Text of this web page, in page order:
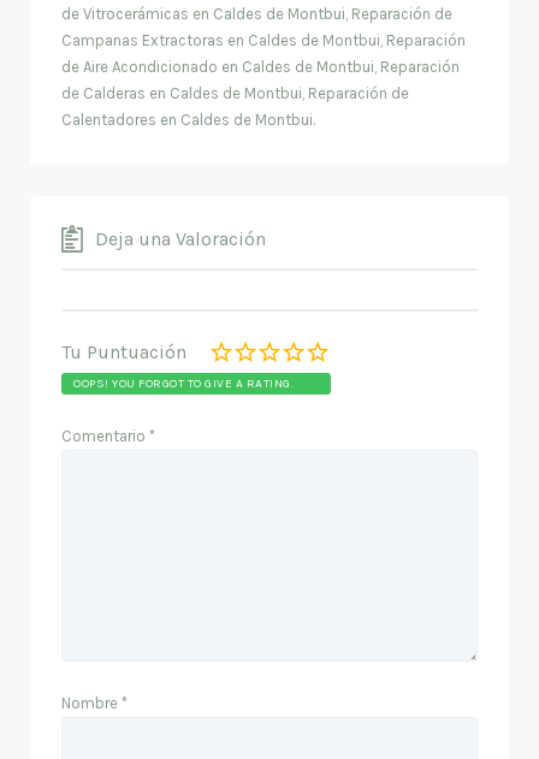
de Vitrocerámicas en Caldes de Montbui, Reparación de
Campanas Extractoras en Caldes de Montbui, Reparación
de Aire Acondicionado en Caldes de Montbui, Reparación
de Calderas en Caldes de Montbui, Reparación de
Calentadores en Caldes de Montbui.
Deja una Valoración
Tu Puntuación
OOPS! YOU FORGOT TO GIVE A RATING.
Comentario *
Nombre *